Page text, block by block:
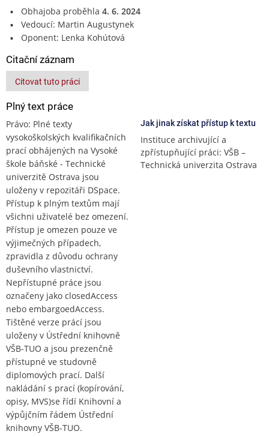
Obhajoba proběhla 4. 6. 2024
Vedoucí: Martin Augustynek
Oponent: Lenka Kohútová
Citační záznam
Citovat tuto práci
Plný text práce
Právo: Plné texty
vysokoškolských kvalifikačních
prací obhájených na Vysoké
škole báňské - Technické
univerzitě Ostrava jsou
uloženy v repozitáři DSpace.
Přístup k plným textům mají
všichni uživatelé bez omezení.
Přístup je omezen pouze ve
výjimečných případech,
zpravidla z důvodu ochrany
duševního vlastnictví.
Nepřístupné práce jsou
označeny jako closedAccess
nebo embargoedAccess.
Tištěné verze prácí jsou
uloženy v Ústřední knihovně
VŠB-TUO a jsou prezenčně
přístupné ve studovně
diplomových prací. Další
nakládání s prací (kopírování,
opisy, MVS)se řídí Knihovní a
výpůjčním řádem Ústřední
knihovny VŠB-TUO.
Jak jinak získat přístup k textu
Instituce archivující a
zpřístupňující práci: VŠB –
Technická univerzita Ostrava